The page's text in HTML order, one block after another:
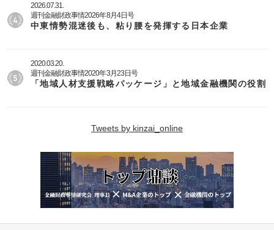
2026.07.31.
週刊金融財政事情2026年8月4日号
中東情勢混迷後も、粘り腰を発揮する日本企業
2020.03.20.
週刊金融財政事情2020年3月23日号
「地域人材支援戦略パッケージ」と地域金融機関の役割
Tweets by kinzai_online